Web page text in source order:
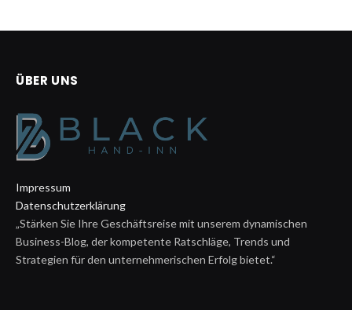
ÜBER UNS
Impressum
Datenschutzerklärung
„Stärken Sie Ihre Geschäftsreise mit unserem dynamischen
Business-Blog, der kompetente Ratschläge, Trends und
Strategien für den unternehmerischen Erfolg bietet.“